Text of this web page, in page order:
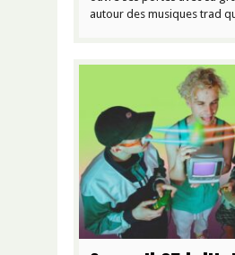
autour des musiques trad